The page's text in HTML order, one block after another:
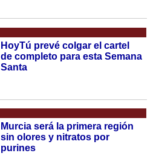
HoyTú prevé colgar el cartel
de completo para esta Semana
Santa
Murcia será la primera región
sin olores y nitratos por
purines